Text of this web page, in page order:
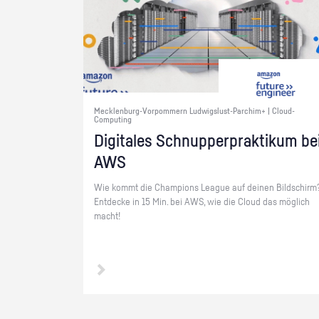
Mecklenburg-Vorpommern Ludwigslust-Parchim+ | Cloud-
Computing
Di­gi­ta­les Schnup­per­prak­ti­kum
AWS
Wie kommt die Cham­pi­ons Le­ague auf dei­nen
Ent­de­cke in 15 Min. bei AWS, wie die Cloud das mög­lich
macht!